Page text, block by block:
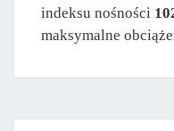
indeksu nośności
maksymalne